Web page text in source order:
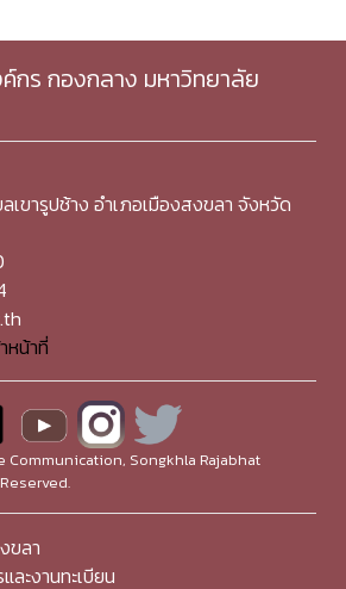
กร กองกลาง มหาวิทยาลัย
ขารูปช้าง อำเภอเมืองสงขลา จังหวัด
หน้าที่
Songkhla Rajabhat
ขลา
ละงานทะเบียน